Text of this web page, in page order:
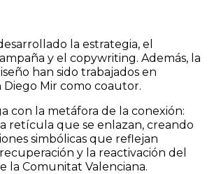
la estrategia, el
y el copywriting. Además, la
han sido trabajados en
Mir como coautor.
con la metáfora de la conexión:
retícula que se enlazan, creando
simbólicas que reflejan
y la reactivación del
la Comunitat Valenciana.